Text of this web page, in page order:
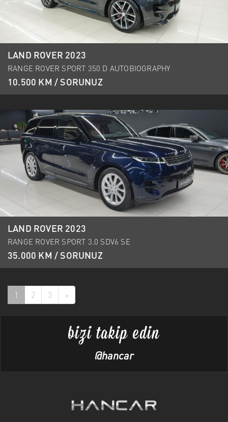
LAND ROVER 2023
RANGE ROVER SPORT 350 D AUTOBIOGRAPHY
10.500 KM / SORUNUZ
LAND ROVER 2023
RANGE ROVER SPORT 3.0 SDV6 SE
35.000 KM / SORUNUZ
1 2 3 »
bizi takip edin
@hancar